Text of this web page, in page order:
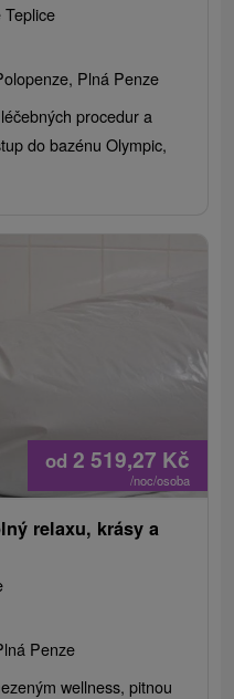
Plná Penze
procedur a
do bazénu Olympic,
od 2 519,27 Kč
/noc/osoba
relaxu, krásy a
Penze
wellness, pitnou